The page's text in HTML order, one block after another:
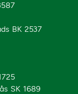
BK 2537
SK 1689